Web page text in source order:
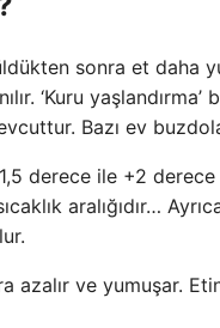
sonra et
‘Kuru
Bazı ev
derece ile +2
aralığıdır…
azalır ve yumuşar.